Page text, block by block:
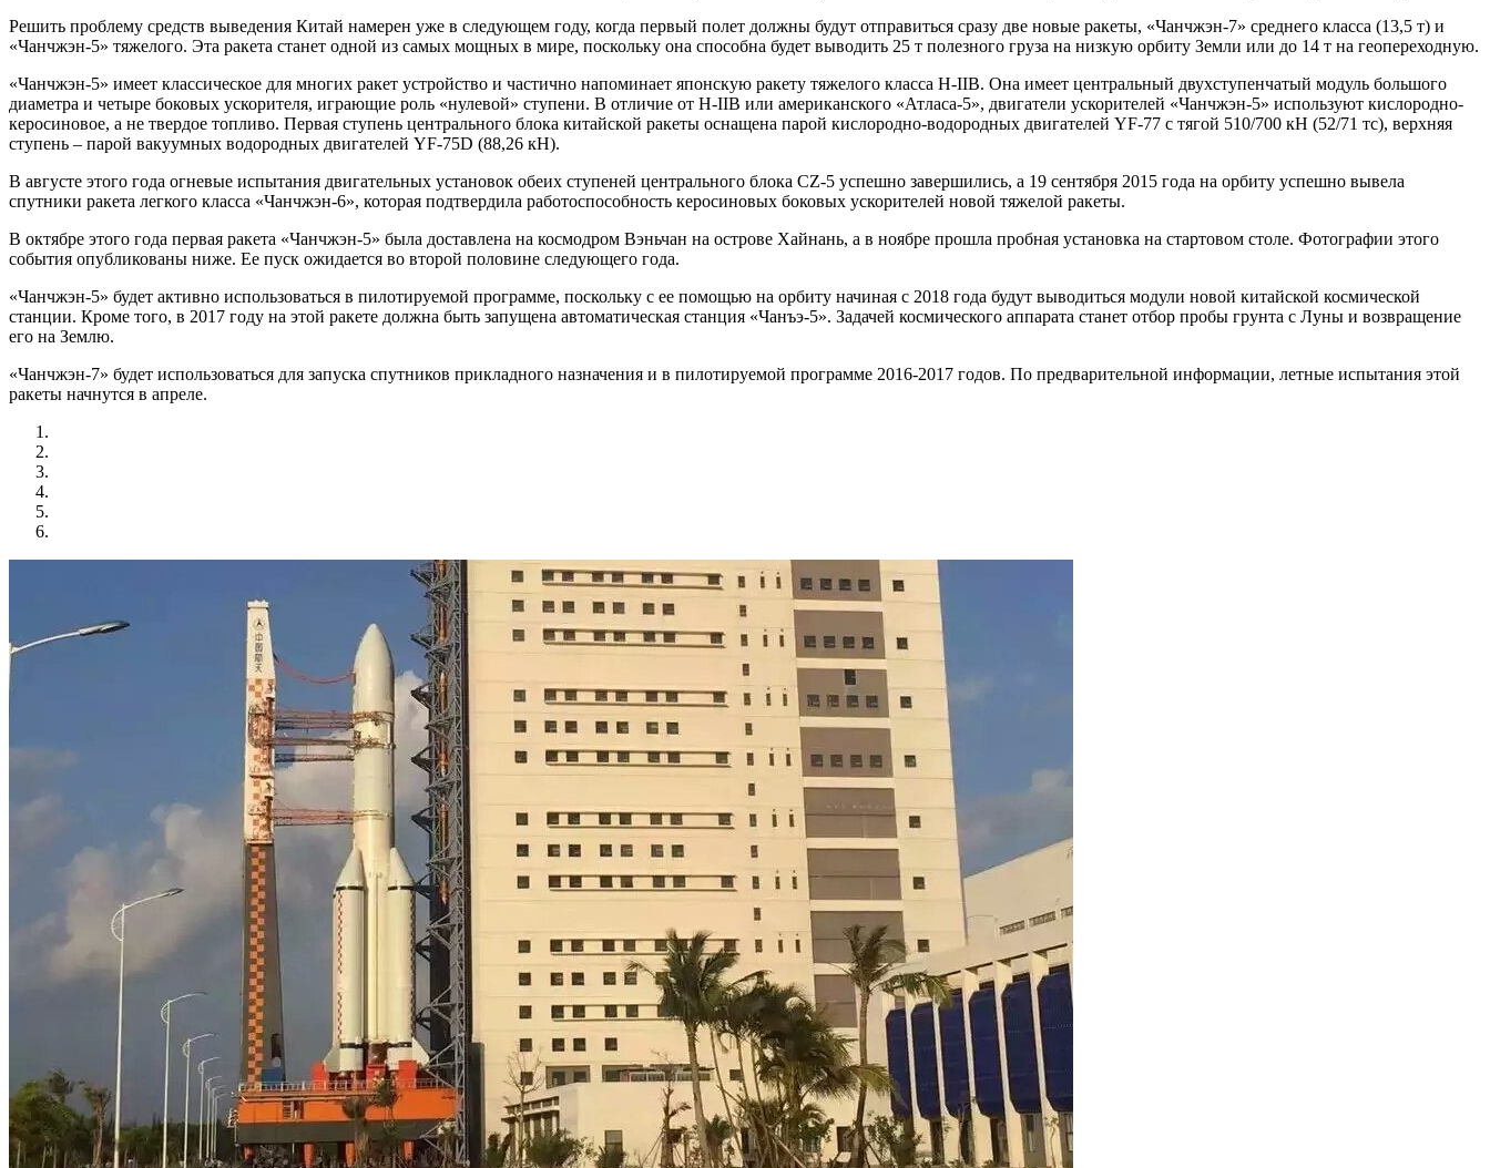
Решить проблему средств выведения Китай намерен уже в следующем году, когда первый полет должны будут отправиться сразу две новые ракеты, «Чанчжэн-7» среднего класса (13,5 т) и
«Чанчжэн-5» тяжелого. Эта ракета станет одной из самых мощных в мире, поскольку она способна будет выводить 25 т полезного груза на низкую орбиту Земли или до 14 т на геопереходную.
«Чанчжэн-5» имеет классическое для многих ракет устройство и частично напоминает японскую ракету тяжелого класса H-IIB. Она имеет центральный двухступенчатый модуль большого
диаметра и четыре боковых ускорителя, играющие роль «нулевой» ступени. В отличие от H-IIB или американского «Атласа-5», двигатели ускорителей «Чанчжэн-5» используют кислородно-
керосиновое, а не твердое топливо. Первая ступень центрального блока китайской ракеты оснащена парой кислородно-водородных двигателей YF-77 с тягой 510/700 кН (52/71 тс), верхняя
ступень – парой вакуумных водородных двигателей YF-75D (88,26 кН).
В августе этого года огневые испытания двигательных установок обеих ступеней центрального блока CZ-5 успешно завершились, а 19 сентября 2015 года на орбиту успешно вывела
спутники ракета легкого класса «Чанчжэн-6», которая подтвердила работоспособность керосиновых боковых ускорителей новой тяжелой ракеты.
В октябре этого года первая ракета «Чанчжэн-5» была доставлена на космодром Вэньчан на острове Хайнань, а в ноябре прошла пробная установка на стартовом столе. Фотографии этого
события опубликованы ниже. Ее пуск ожидается во второй половине следующего года.
«Чанчжэн-5» будет активно использоваться в пилотируемой программе, поскольку с ее помощью на орбиту начиная с 2018 года будут выводиться модули новой китайской космической
станции. Кроме того, в 2017 году на этой ракете должна быть запущена автоматическая станция «Чанъэ-5». Задачей космического аппарата станет отбор пробы грунта с Луны и возвращение
его на Землю.
«Чанчжэн-7» будет использоваться для запуска спутников прикладного назначения и в пилотируемой программе 2016-2017 годов. По предварительной информации, летные испытания этой
ракеты начнутся в апреле.